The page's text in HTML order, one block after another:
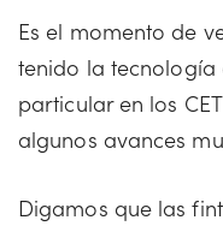
Es el momento de
tenido la tecnología
particular en los
algunos avances
Digamos que las